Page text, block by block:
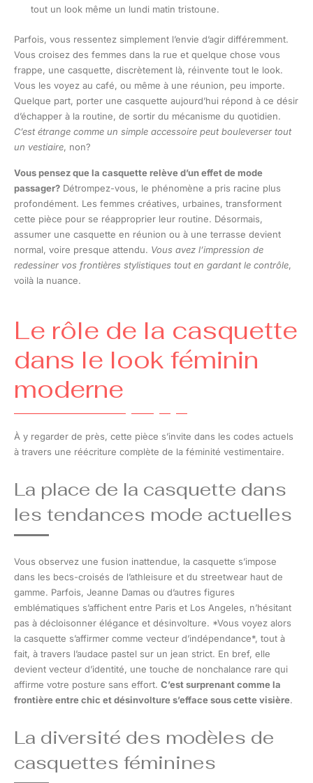
tout un look même un lundi matin tristoune.
Parfois, vous ressentez simplement l’envie d’agir différemment.
Vous croisez des femmes dans la rue et quelque chose vous
frappe, une casquette, discrètement là, réinvente tout le look.
Vous les voyez au café, ou même à une réunion, peu importe.
Quelque part, porter une casquette aujourd’hui répond à ce désir
d’échapper à la routine, de sortir du mécanisme du quotidien.
C’est étrange comme un simple accessoire peut bouleverser tout
un vestiaire, non?
Vous pensez que la casquette relève d’un effet de mode
passager? Détrompez-vous, le phénomène a pris racine plus
profondément. Les femmes créatives, urbaines, transforment
cette pièce pour se réapproprier leur routine. Désormais,
assumer une casquette en réunion ou à une terrasse devient
normal, voire presque attendu. Vous avez l’impression de
redessiner vos frontières stylistiques tout en gardant le contrôle,
voilà la nuance.
Le rôle de la casquette
dans le look féminin
moderne
À y regarder de près, cette pièce s’invite dans les codes actuels
à travers une réécriture complète de la féminité vestimentaire.
La place de la casquette dans
les tendances mode actuelles
Vous observez une fusion inattendue, la casquette s’impose
dans les becs-croisés de l’athleisure et du streetwear haut de
gamme. Parfois, Jeanne Damas ou d’autres figures
emblématiques s’affichent entre Paris et Los Angeles, n’hésitant
pas à décloisonner élégance et désinvolture. *Vous voyez alors
la casquette s’affirmer comme vecteur d’indépendance*, tout à
fait, à travers l’audace pastel sur un jean strict. En bref, elle
devient vecteur d’identité, une touche de nonchalance rare qui
affirme votre posture sans effort. C’est surprenant comme la
frontière entre chic et désinvolture s’efface sous cette visière.
La diversité des modèles de
casquettes féminines